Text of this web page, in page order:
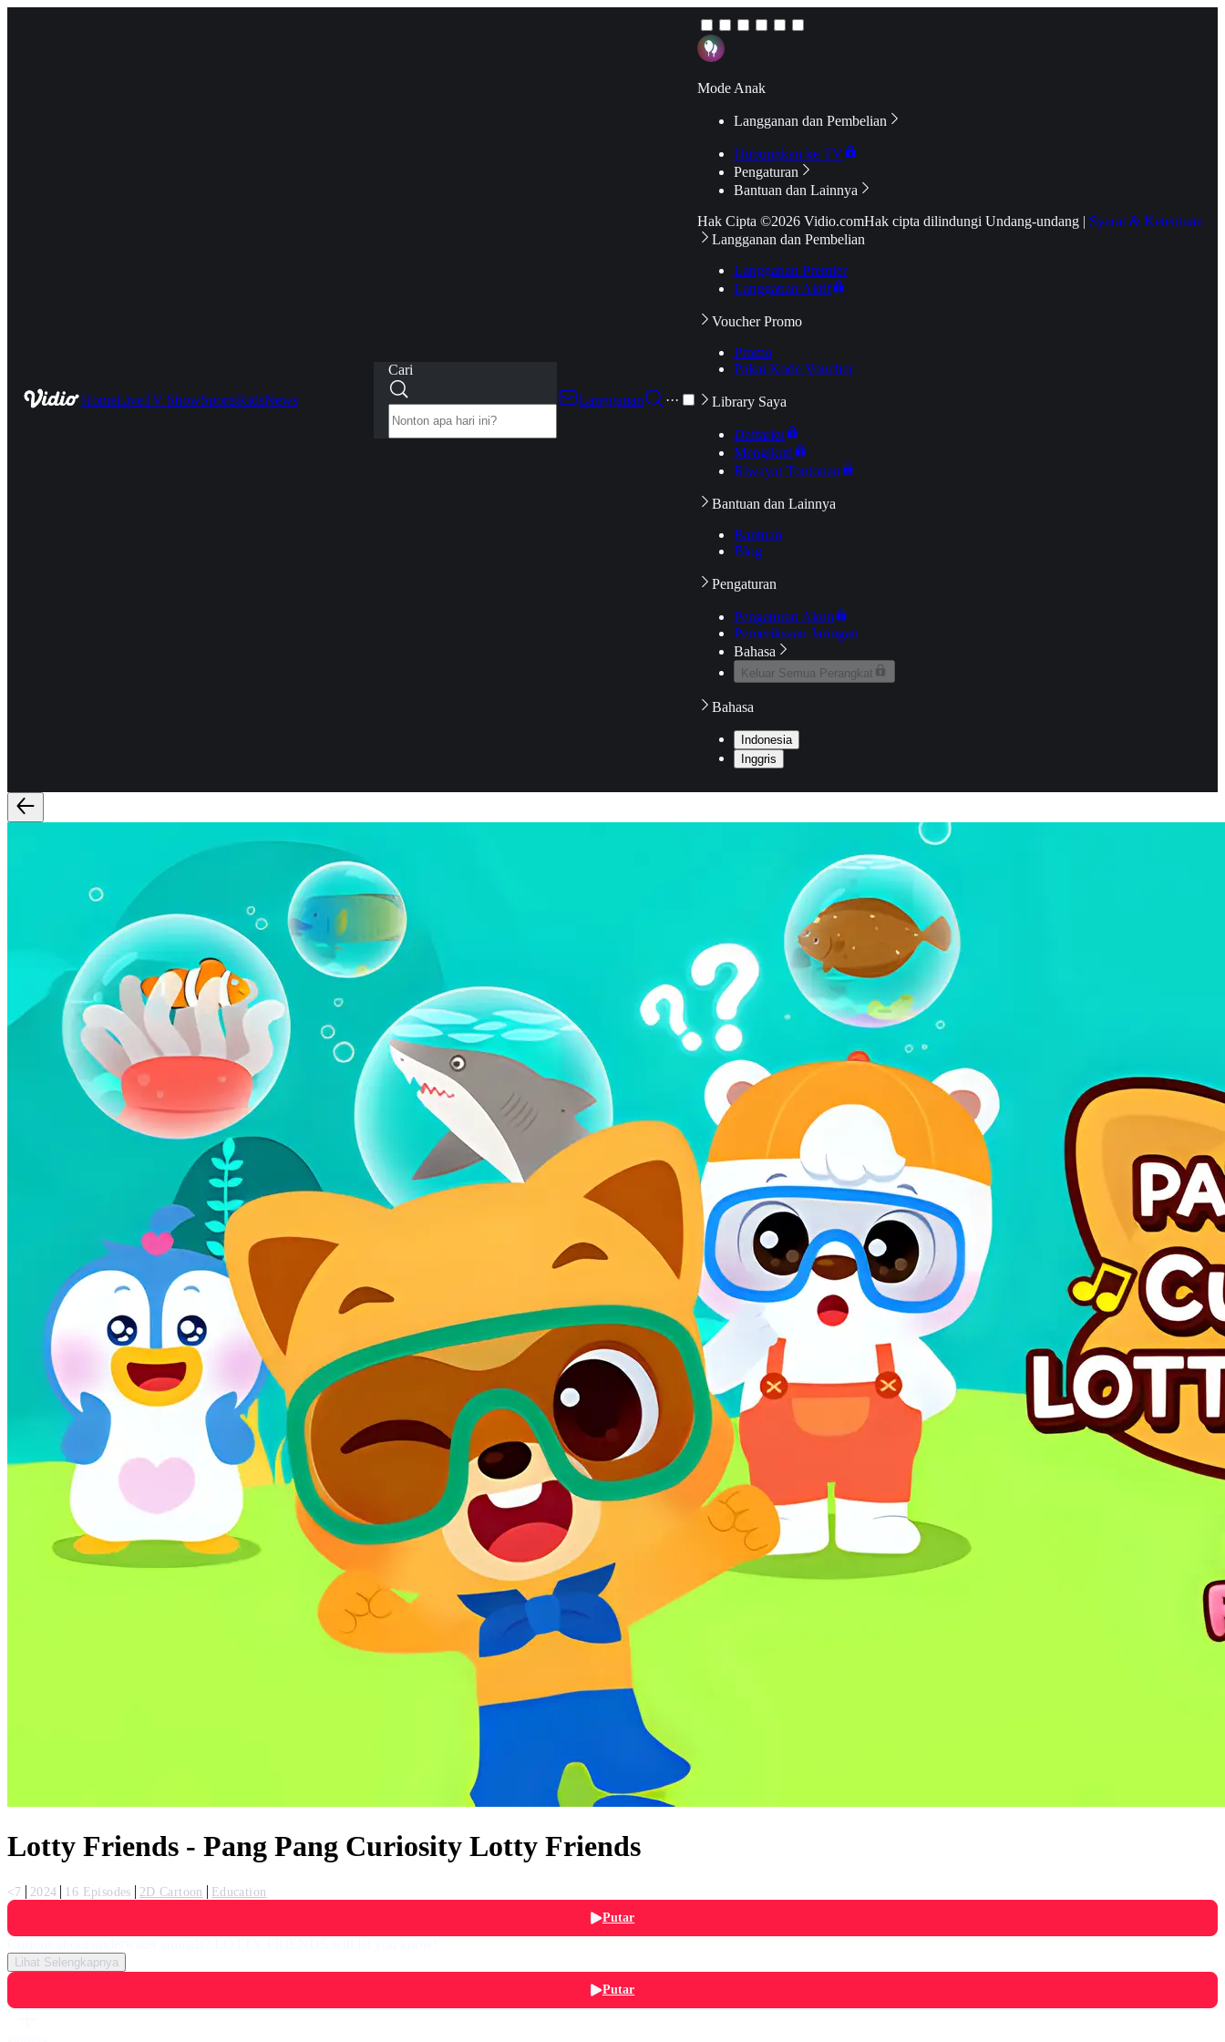
HomeLiveTV ShowSportsKidsNews
Cari
Langganan
···
Mode Anak
Langganan dan Pembelian
Hubungkan ke TV
Pengaturan
Bantuan dan Lainnya
Hak Cipta ©2026 Vidio.comHak cipta dilindungi Undang-undang | Syarat & Ketentuan
Langganan dan Pembelian
Langganan Premier
Langganan Aktif
Voucher Promo
Promo
Pakai Kode Voucher
Library Saya
Daftarku
Mengikuti
Riwayat Tontonan
Bantuan dan Lainnya
Bantuan
Blog
Pengaturan
Pengaturan Akun
Pemeriksaan Jaringan
Bahasa
Keluar Semua Perangkat
Bahasa
Indonesia
Inggris
Lotty Friends - Pang Pang Curiosity Lotty Friends
<7 2024 16 Episodes 2D Cartoon
Education
Putar
Lihat Selengkapnya
Putar